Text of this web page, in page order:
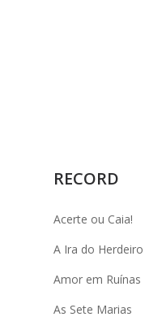
RECORD
Acerte ou Caia!
A Ira do Herdeiro
Amor em Ruínas
As Sete Marias